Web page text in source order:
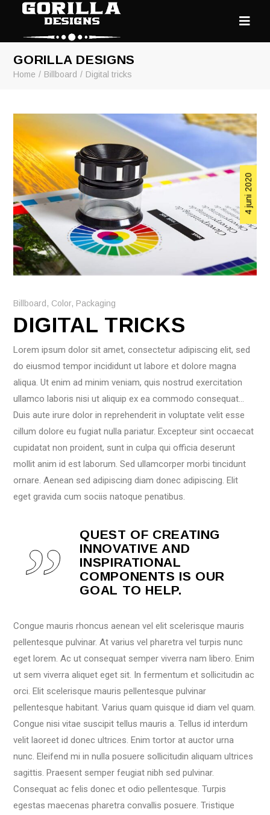
GORILLA DESIGNS
Home Billboard Digital tricks
4 juni 2020
Billboard , Color, Packaging
DIGITAL TRICKS
Lorem ipsum dolor sit amet, consectetur adipiscing elit, sed
do eiusmod tempor incididunt ut labore et dolore magna
aliqua. Ut enim ad minim veniam, quis nostrud exercitation
ullamco laboris nisi ut aliquip ex ea commodo consequat…
Duis aute irure dolor in reprehenderit in voluptate velit esse
cillum dolore eu fugiat nulla pariatur. Excepteur sint occaecat
cupidatat non proident, sunt in culpa qui officia deserunt
mollit anim id est laborum. Sed ullamcorper morbi tincidunt
ornare. Aenean sed adipiscing diam donec adipiscing. Elit
eget gravida cum sociis natoque penatibus.
QUEST OF CREATING
INNOVATIVE AND
INSPIRATIONAL
COMPONENTS IS OUR
GOAL TO HELP.
Congue mauris rhoncus aenean vel elit scelerisque mauris
pellentesque pulvinar. At varius vel pharetra vel turpis nunc
eget lorem. Ac ut consequat semper viverra nam libero. Enim
ut sem viverra aliquet eget sit. In fermentum et sollicitudin ac
orci. Elit scelerisque mauris pellentesque pulvinar
pellentesque habitant. Varius quam quisque id diam vel quam.
Congue nisi vitae suscipit tellus mauris a. Tellus id interdum
velit laoreet id donec ultrices. Enim tortor at auctor urna
nunc. Eleifend mi in nulla posuere sollicitudin aliquam ultrices
sagittis. Praesent semper feugiat nibh sed pulvinar.
Consequat ac felis donec et odio pellentesque. Turpis
egestas maecenas pharetra convallis posuere. Tristique